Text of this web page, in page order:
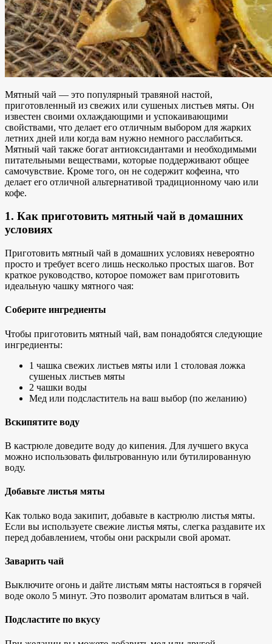
Мятный чай — это популярный травяной настой,
приготовленный из свежих или сушеных листьев мяты. Он
известен своими охлаждающими и успокаивающими
свойствами, что делает его отличным выбором для жарких
летних дней или когда вам нужно немного расслабиться.
Мятный чай также богат антиоксидантами и необходимыми
питательными веществами, которые поддерживают общее
самочувствие. Кроме того, он не содержит кофеина, что
делает его отличной альтернативой традиционному чаю или
кофе.
1. Как приготовить мятный чай в домашних
условиях
Приготовить мятный чай в домашних условиях невероятно
просто и требует всего лишь несколько простых шагов. Вот
краткое руководство, которое поможет вам приготовить
идеальную чашку мятного чая:
Соберите ингредиенты
Чтобы приготовить мятный чай, вам понадобятся следующие
ингредиенты:
1 чашка свежих листьев мяты или 1 столовая ложка
сушеных листьев мяты
2 чашки воды
Мед или подсластитель на ваш выбор (по желанию)
Вскипятите воду
В кастрюле доведите воду до кипения. Для лучшего вкуса
можно использовать фильтрованную или бутилированную
воду.
Добавьте листья мяты
Как только вода закипит, добавьте в кастрюлю листья мяты.
Если вы используете свежие листья мяты, слегка раздавите их
перед добавлением, чтобы они раскрыли свой аромат.
Заварить чай
Выключите огонь и дайте листьям мяты настояться в горячей
воде около 5 минут. Это позволит ароматам влиться в чай.
Подсластите по вкусу